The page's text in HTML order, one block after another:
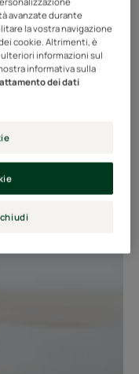
fragilità dei
e dell'assenza
sono più
avanzate durante
la vostra navigazione
cookie. Altrimenti, è
informazioni sul
informativa sulla
dei dati